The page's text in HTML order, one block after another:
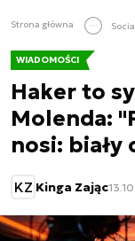
Strona główna
WIADOMOŚCI
Haker to
Molenda:
nosi: biały
KZ Kinga Zając